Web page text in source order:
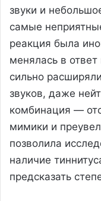
звуки и
самые
реакция была
менялась в
сильно
звуков, даже
комбинация —
мимики и
позволила
наличие
предсказать